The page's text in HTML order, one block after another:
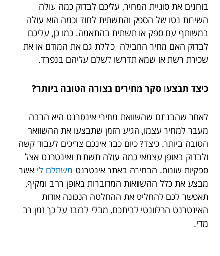
בוחנים את סוגיית המחיר, עליכם לבדוק כמה עולה
השירות נטו של הספק והתשתית לחוד וכמה הוא עולה
במשותף עם ספק או תשתית בהתאמה. כמו כן, עליכם
לבדוק האם מחיר החבילה כוללת גם את המודם או את
שכירת רשת או שמא תדרשו לשלם עליהם בנפרד.
כיצד תבצעו סקר מחירים בצורה הטובה ביותר?
לאחר שהבנתם שהשוואת מחירי אינטרנט היא הרבה
מעבר למחיר עצמו, הגיע הזמן שתבצעו את ההשוואה
הטובה ביותר. כיצד? כיום כבר אינכם צריכים לעבוד קשה
ולבדוק באופן עצמאי כמה עולה תשתית ואינטרנט אצל
ספקיות שונות. הבחירה באתר אינטרנט משתלם לי אשר
מבצע את כלל ההשוואות המדוברות באופן רחב ומקיף,
תאפשר לכם להחליט את ההחלטה הנכונה אודות
האינטרנט הרלוונטי לביתכם, מבלי לבזבז על כך זמן רב
מדי.